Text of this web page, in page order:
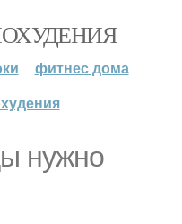
фитнес дома
нужно